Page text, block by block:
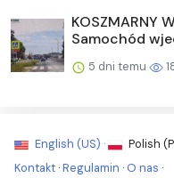
KOSZMARNY
Samochód
5 dni temu
English (US) · Polish
Kontakt ·Regulamin · O nas ·